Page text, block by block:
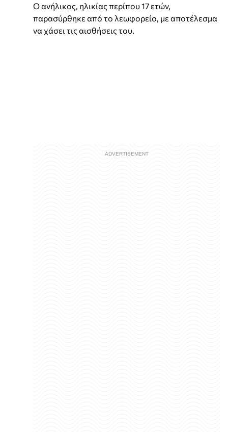
Ο ανήλικος, ηλικίας περίπου 17 ετών,
παρασύρθηκε από το λεωφορείο, με αποτέλεσμα
να χάσει τις αισθήσεις του.